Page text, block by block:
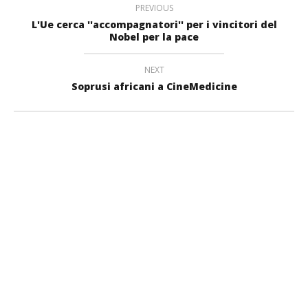
PREVIOUS
L'Ue cerca ''accompagnatori'' per i vincitori del
Nobel per la pace
NEXT
Soprusi africani a CineMedicine